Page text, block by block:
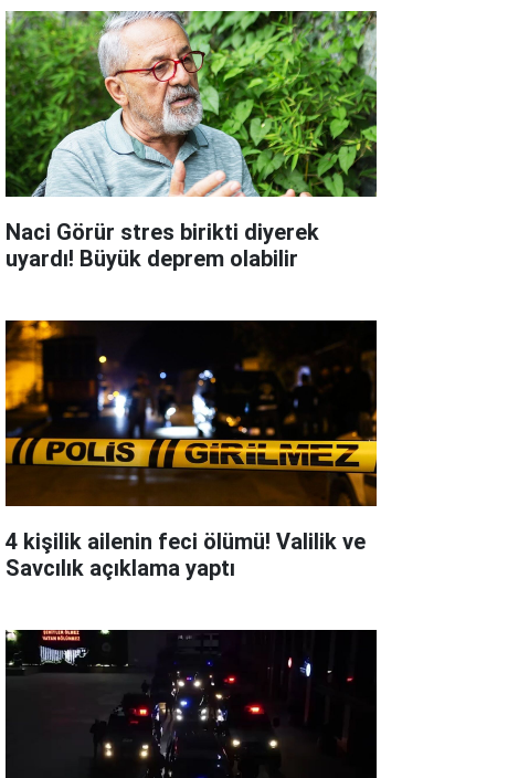
Naci Görür stres birikti diyerek
uyardı! Büyük deprem olabilir
4 kişilik ailenin feci ölümü! Valilik ve
Savcılık açıklama yaptı